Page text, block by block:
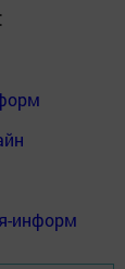
информ